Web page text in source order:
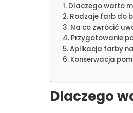
Dlaczego warto
Rodzaje farb do
Na co zwrócić
Przygotowanie
Aplikacja farby
Konserwacja
Dlaczego